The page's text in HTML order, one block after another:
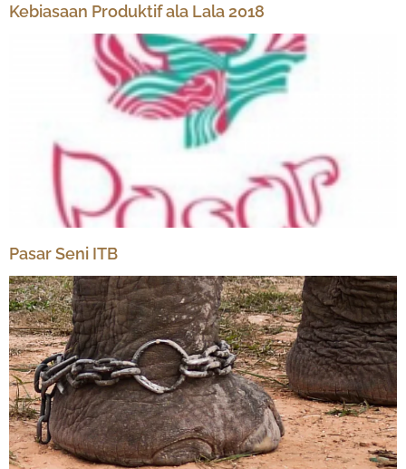
Kebiasaan Produktif ala Lala 2018
Pasar Seni ITB